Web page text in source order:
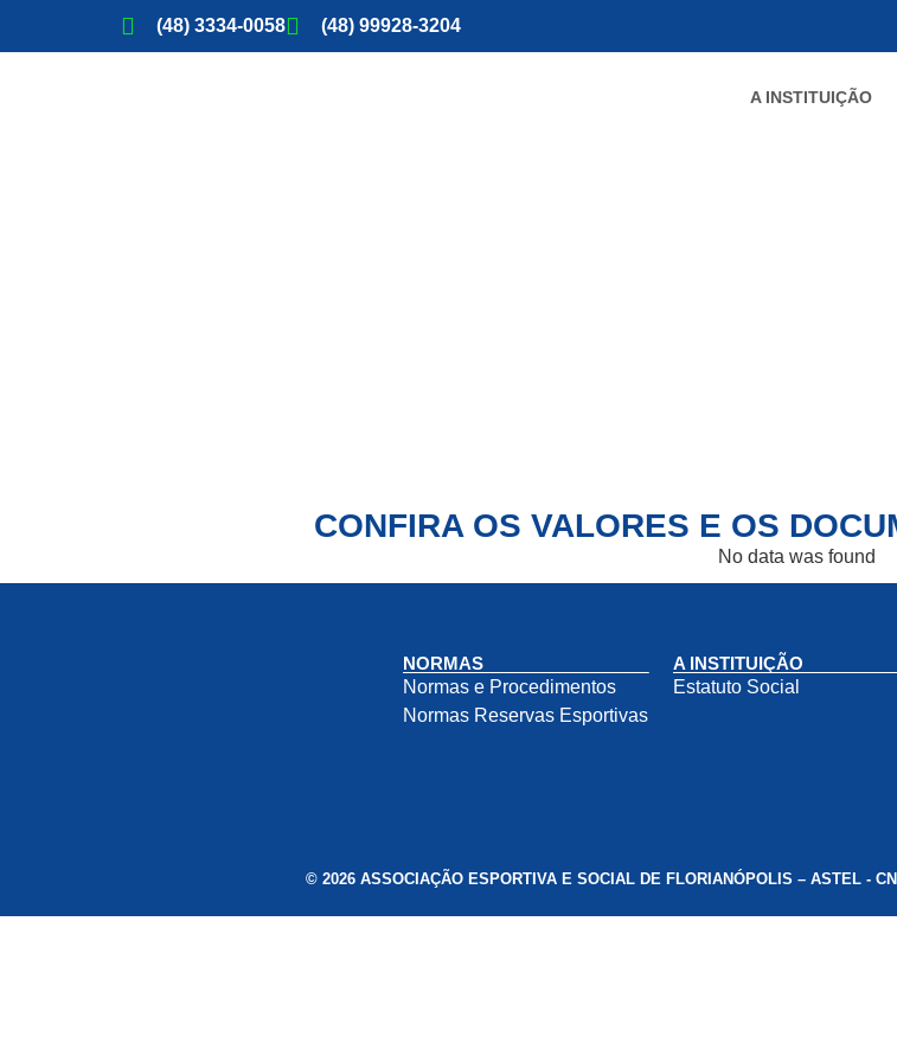
(48) 3334-0058 (48) 99928-3204
A INSTITUIÇÃO
CONFIRA OS VALORES E OS
No data was found
NORMAS
Normas e Procedimentos
Normas Reservas Esportivas
A INSTITUIÇÃO
Estatuto Social
© 2026 ASSOCIAÇÃO ESPORTIVA E SOCIAL DE FLORIANÓPOLIS – ASTEL -